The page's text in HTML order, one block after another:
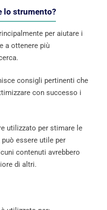
lo strumento?
per aiutare i
a ottenere più
consigli pertinenti che
con successo i
utilizzato per stimare le
essere utile per
contenuti avrebbero
di altri.